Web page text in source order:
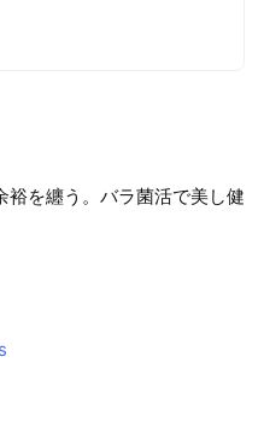
裕を纏う。バラ菌活で美し健